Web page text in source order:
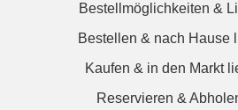
Bestellmöglichkeiten &
Bestellen & nach Hause
Kaufen & in den Markt
Reservieren &